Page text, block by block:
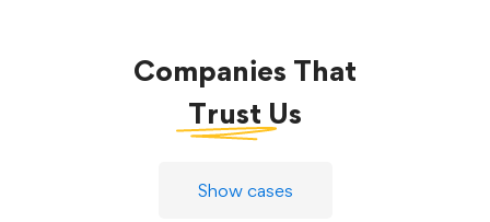
Companies That
Trust Us
Show cases